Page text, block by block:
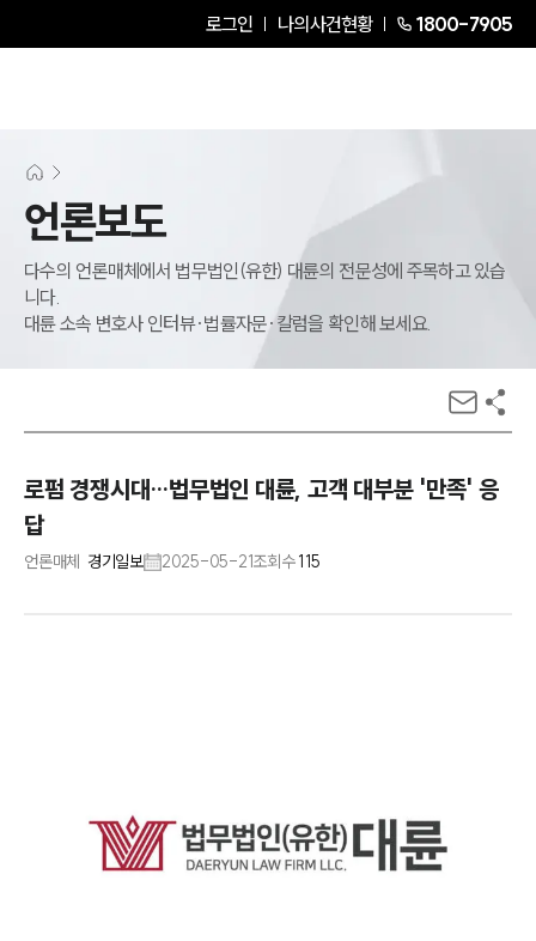
로그인 나의사건현황 1800-7905
언론보도
다수의 언론매체에서 법무법인(유한) 대륜의 전문성에 주목하고 있습
니다.
대륜 소속 변호사 인터뷰·법률자문·칼럼을 확인해 보세요.
로펌 경쟁시대…법무법인 대륜, 고객 대부분 '만족' 응
답
언론매체 경기일보 2025-05-21조회수115